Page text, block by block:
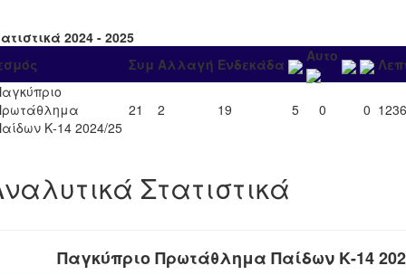
2024 - 2025
Συμ Αλλαγή Ενδεκάδα Αυτο
Κ-14 2024/25
21 2 19 5 0 0 1236
Στατιστικά
Παγκύπριο Πρωτάθλημα Παίδων Κ-14